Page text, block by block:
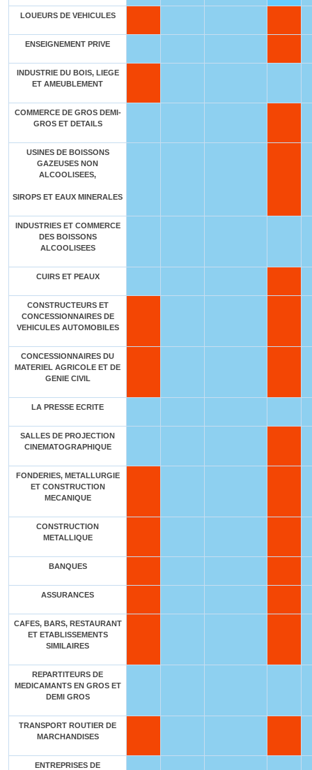
LOUEURS DE VEHICULES
ENSEIGNEMENT PRIVE
INDUSTRIE DU BOIS, LIEGE
ET AMEUBLEMENT
COMMERCE DE GROS DEMI-
GROS ET DETAILS
USINES DE BOISSONS
GAZEUSES NON
ALCOOLISEES,
SIROPS ET EAUX MINERALES
INDUSTRIES ET COMMERCE
DES BOISSONS
ALCOOLISEES
CUIRS ET PEAUX
CONSTRUCTEURS ET
CONCESSIONNAIRES DE
VEHICULES AUTOMOBILES
CONCESSIONNAIRES DU
MATERIEL AGRICOLE ET DE
GENIE CIVIL
LA PRESSE ECRITE
SALLES DE PROJECTION
CINEMATOGRAPHIQUE
FONDERIES, METALLURGIE
ET CONSTRUCTION
MECANIQUE
CONSTRUCTION
METALLIQUE
BANQUES
ASSURANCES
CAFES, BARS, RESTAURANT
ET ETABLISSEMENTS
SIMILAIRES
REPARTITEURS DE
MEDICAMANTS EN GROS ET
DEMI GROS
TRANSPORT ROUTIER DE
MARCHANDISES
ENTREPRISES DE